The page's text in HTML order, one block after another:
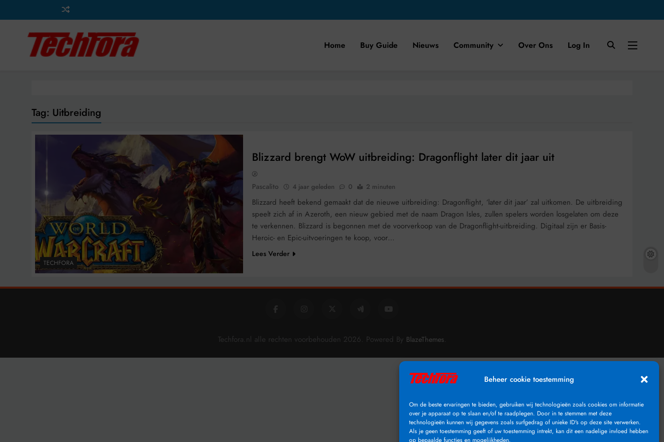
Beheer cookie toestemming
Om de beste ervaringen te bieden, gebruiken wij technologieën zoals cookies om informatie
over je apparaat op te slaan en/of te raadplegen. Door in te stemmen met deze
technologieën kunnen wij gegevens zoals surfgedrag of unieke ID's op deze site verwerken.
Als je geen toestemming geeft of uw toestemming intrekt, kan dit een nadelige invloed hebben
op bepaalde functies en mogelijkheden.
naar
Home Buy Guide Nieuws Community Over Ons Log In
Tag: Uitbreiding
TECHFORA
Blizzard brengt WoW uitbreiding: Dragonflight later dit jaar uit
Pascalito 4 jaar geleden 0 2 minuten
Blizzard heeft bekend gemaakt dat de nieuwe uitbreiding: Dragonflight, ‘later dit jaar’ zal uitkomen. De uitbreiding
speelt zich af in Azeroth, een nieuw gebied met de naam Dragon Isles, zullen spelers worden losgelaten om deze
te verkennen. Blizzard is begonnen met de voorverkoop van de Dragonflight-uitbreiding. Digitaal zijn er Basis-
Heroic- en Epic-uitvoeringen te koop, voor…
Lees Verder
Techfora.nl alle rechten voorbehouden 2026. Powered By BlazeThemes.